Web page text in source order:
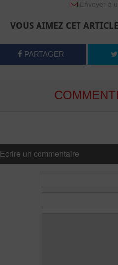
Envoyer à
VOUS AIMEZ CET
PARTAGER
Ecrire un commentaire